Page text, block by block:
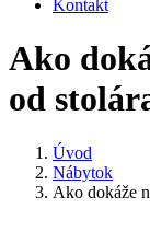
Kontakt
Ako
od
Úvod
Nábytok
Ako dokáže